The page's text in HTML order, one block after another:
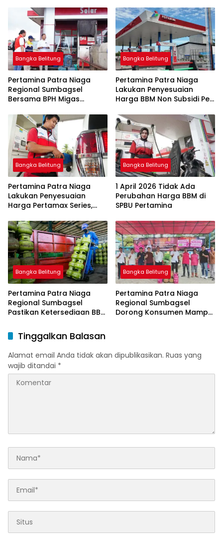
Bangka Belitung
Pertamina Patra Niaga
Regional Sumbagsel
Bersama BPH Migas
Penyaluran BBM Subsidi
bagi Nelayan melalui
Aplikasi XSTAR
Bangka Belitung
Pertamina Patra Niaga
Lakukan Penyesuaian
Harga BBM Non Subsidi Per
Bangka Belitung
Pertamina Patra Niaga
Lakukan Penyesuaian
Harga Pertamax Series,
Subsidi Tetap
Bangka Belitung
1 April 2026 Tidak Ada
Perubahan Harga BBM di
SPBU Pertamina
Bangka Belitung
Pertamina Patra Niaga
Regional Sumbagsel
Pastikan Ketersediaan BBM
Ramadan dan Menjelang
Idulfitri
Bangka Belitung
Pertamina Patra Niaga
Regional Sumbagsel
Dorong Konsumen Mampu
Tinggalkan Balasan
Alamat email Anda tidak akan dipublikasikan. Ruas yang
wajib ditandai *